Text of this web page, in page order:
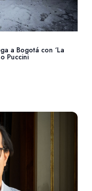
a Bogotá con ‘La
Puccini